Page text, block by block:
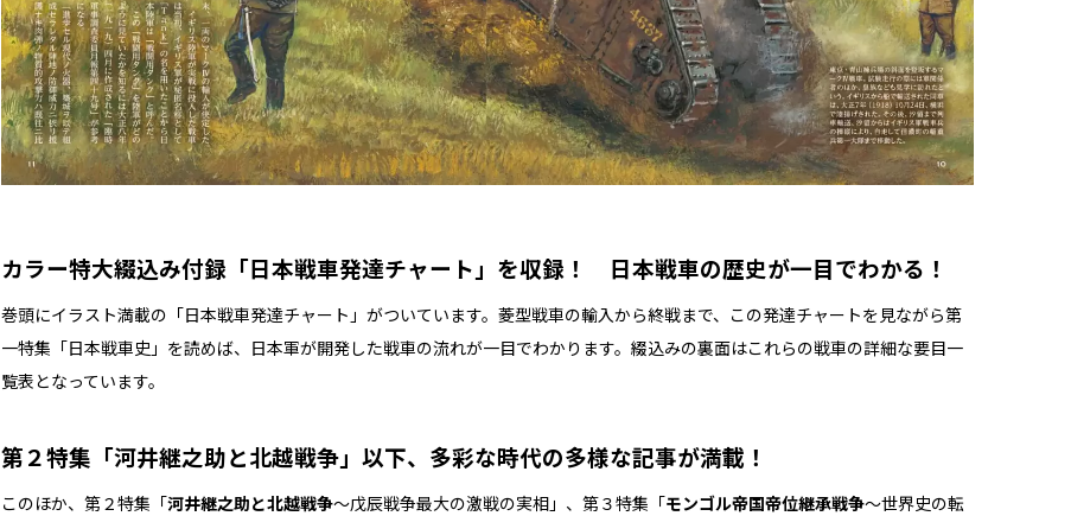
カラー特大綴込み付録「日本戦車発達チャート」を収録！ 日本戦車の歴史が一目でわかる！
巻頭にイラスト満載の「日本戦車発達チャート」がついています。菱型戦車の輸入から終戦まで、この発達チャートを見ながら第
一特集「日本戦車史」を読めば、日本軍が開発した戦車の流れが一目でわかります。綴込みの裏面はこれらの戦車の詳細な要目一
覧表となっています。
第２特集「河井継之助と北越戦争」以下、多彩な時代の多様な記事が満載！
このほか、第２特集「河井継之助と北越戦争～戊辰戦争最大の激戦の実相」、第３特集「モンゴル帝国帝位継承戦争～世界史の転